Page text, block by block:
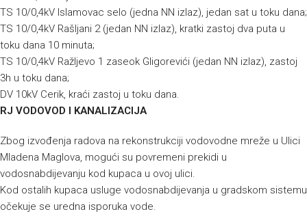
TS 10/0,4kV Islamovac selo (jedna NN izlaz), jedan sat u toku dana;
TS 10/0,4kV Rašljani 2 (jedan NN izlaz), kratki zastoj dva puta u
toku dana 10 minuta;
TS 10/0,4kV Ražljevo 1 zaseok Gligorevići (jedan NN izlaz), zastoj
3h u toku dana;
DV 10kV Cerik, kraći zastoj u toku dana.
RJ VODOVOD I KANALIZACIJA
Zbog izvođenja radova na rekonstrukciji vodovodne mreže u Ulici
Mladena Maglova, mogući su povremeni prekidi u
vodosnabdijevanju kod kupaca u ovoj ulici.
Kod ostalih kupaca usluge vodosnabdijevanja u gradskom sistemu
očekuje se uredna isporuka vode.